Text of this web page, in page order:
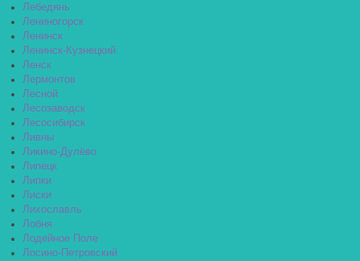
Лебедянь
Лениногорск
Ленинск
Ленинск-Кузнецкий
Ленск
Лермонтов
Лесной
Лесозаводск
Лесосибирск
Ливны
Ликино-Дулёво
Липецк
Липки
Лиски
Лихославль
Лобня
Лодейное Поле
Лосино-Петровский